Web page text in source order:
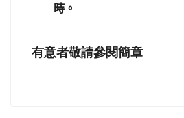
時。
有意者敬請參閱簡章